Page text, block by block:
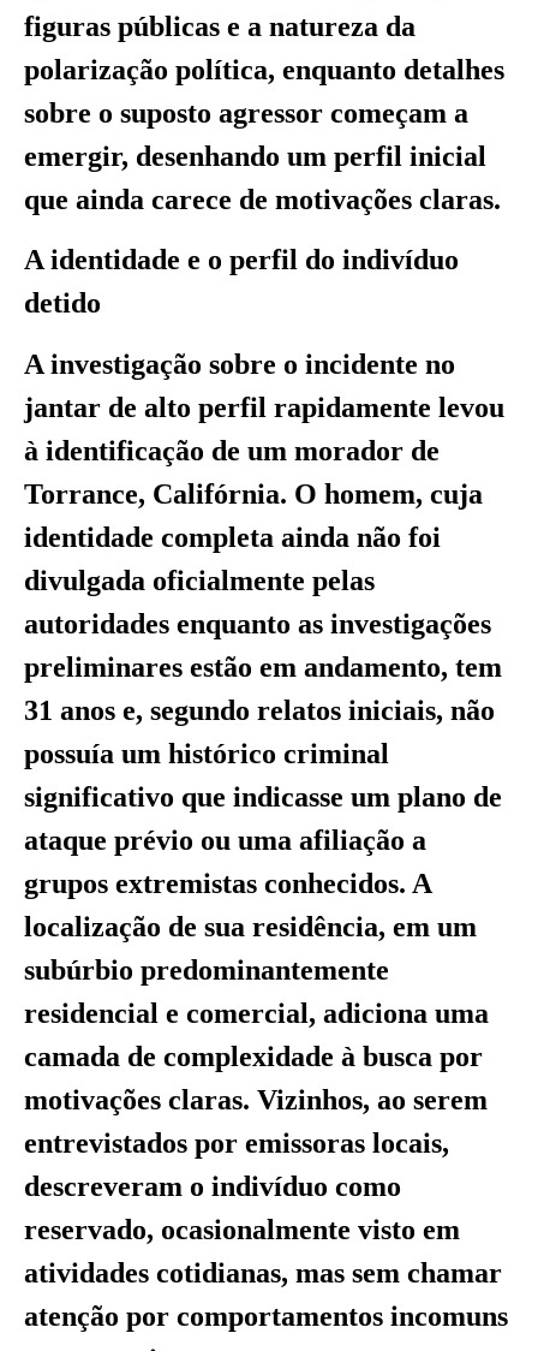
figuras públicas e a natureza da
polarização política, enquanto detalhes
sobre o suposto agressor começam a
emergir, desenhando um perfil inicial
que ainda carece de motivações claras.
A identidade e o perfil do indivíduo
detido
A investigação sobre o incidente no
jantar de alto perfil rapidamente levou
à identificação de um morador de
Torrance, Califórnia. O homem, cuja
identidade completa ainda não foi
divulgada oficialmente pelas
autoridades enquanto as investigações
preliminares estão em andamento, tem
31 anos e, segundo relatos iniciais, não
possuía um histórico criminal
significativo que indicasse um plano de
ataque prévio ou uma afiliação a
grupos extremistas conhecidos. A
localização de sua residência, em um
subúrbio predominantemente
residencial e comercial, adiciona uma
camada de complexidade à busca por
motivações claras. Vizinhos, ao serem
entrevistados por emissoras locais,
descreveram o indivíduo como
reservado, ocasionalmente visto em
atividades cotidianas, mas sem chamar
atenção por comportamentos incomuns